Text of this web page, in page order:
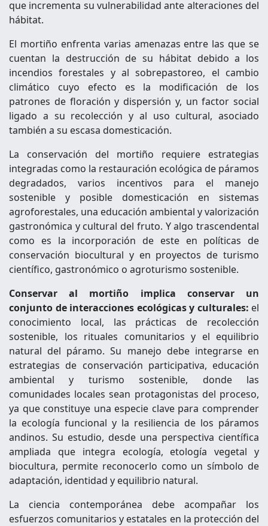
que incrementa su vulnerabilidad ante alteraciones del
hábitat.
El mortiño enfrenta varias amenazas entre las que se
cuentan la destrucción de su hábitat debido a los
incendios forestales y al sobrepastoreo, el cambio
climático cuyo efecto es la modificación de los
patrones de floración y dispersión y, un factor social
ligado a su recolección y al uso cultural, asociado
también a su escasa domesticación.
La conservación del mortiño requiere estrategias
integradas como la restauración ecológica de páramos
degradados, varios incentivos para el manejo
sostenible y posible domesticación en sistemas
agroforestales, una educación ambiental y valorización
gastronómica y cultural del fruto. Y algo trascendental
como es la incorporación de este en políticas de
conservación biocultural y en proyectos de turismo
científico, gastronómico o agroturismo sostenible.
Conservar al mortiño implica conservar un
conjunto de interacciones ecológicas y culturales: el
conocimiento local, las prácticas de recolección
sostenible, los rituales comunitarios y el equilibrio
natural del páramo. Su manejo debe integrarse en
estrategias de conservación participativa, educación
ambiental y turismo sostenible, donde las
comunidades locales sean protagonistas del proceso,
ya que constituye una especie clave para comprender
la ecología funcional y la resiliencia de los páramos
andinos. Su estudio, desde una perspectiva científica
ampliada que integra ecología, etología vegetal y
biocultura, permite reconocerlo como un símbolo de
adaptación, identidad y equilibrio natural.
La ciencia contemporánea debe acompañar los
esfuerzos comunitarios y estatales en la protección del